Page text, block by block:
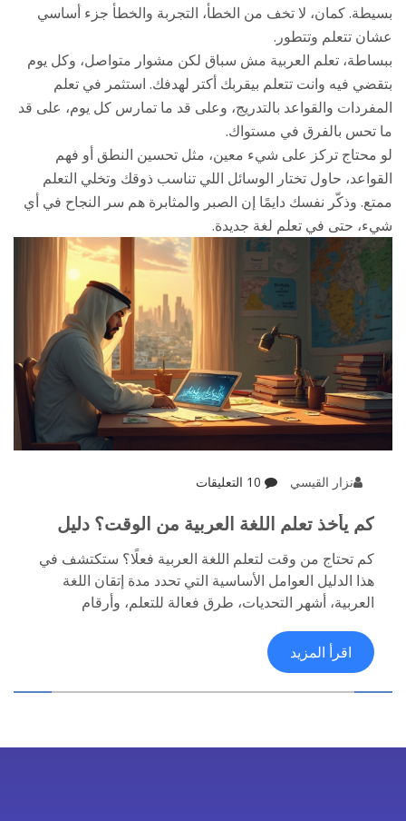
بسيطة. كمان، لا تخف من الخطأ، التجربة والخطأ جزء أساسي
عشان تتعلم وتتطور.
ببساطة، تعلم العربية مش سباق لكن مشوار متواصل، وكل يوم
بتقضي فيه وانت تتعلم بيقربك أكتر لهدفك. استثمر في تعلم
المفردات والقواعد بالتدريج، وعلى قد ما تمارس كل يوم، على قد
ما تحس بالفرق في مستواك.
لو محتاج تركز على شيء معين، مثل تحسين النطق أو فهم
القواعد، حاول تختار الوسائل اللي تناسب ذوقك وتخلي التعلم
ممتع. وذكّر نفسك دايمًا إن الصبر والمثابرة هم سر النجاح في أي
شيء، حتى في تعلم لغة جديدة.
نزار القيسي
كم يأخذ تعلم اللغة العربية من الوقت؟ دليل
كم تحتاج من وقت لتعلم اللغة العربية فعلًا؟ ستكتشف في
هذا الدليل العوامل الأساسية التي تحدد مدة إتقان اللغة
العربية، أشهر التحديات، طرق فعالة للتعلم، وأرقام
يحتوي على نصائح عملية وتجارب واقعية تساعدك في رسم
خارطة طريق تعلمك للعربية بطريقة فعّالة وأكثر واقعية
وأقل إحباطًا.
اقرأ المزيد